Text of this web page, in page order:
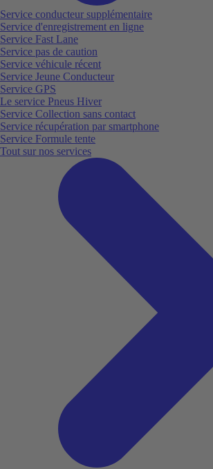
Service conducteur supplémentaire
Service d'enregistrement en ligne
Service Fast Lane
Service pas de caution
Service véhicule récent
Service Jeune Conducteur
Service GPS
Le service Pneus Hiver
Service Collection sans contact
Service récupération par smartphone
Service Formule tente
Tout sur nos services